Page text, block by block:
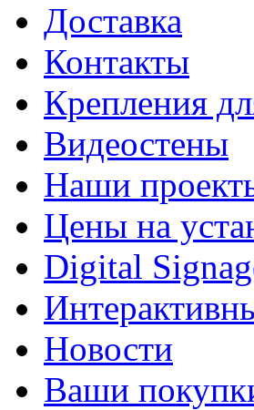
Доставка
Контакты
Крепления
Видеостены
Наши
Цены на
Digital
Новости
Ваши